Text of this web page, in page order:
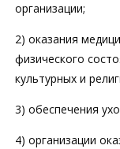
организации;
2) оказания
физического
культурных и
3) обеспечения
4) организации